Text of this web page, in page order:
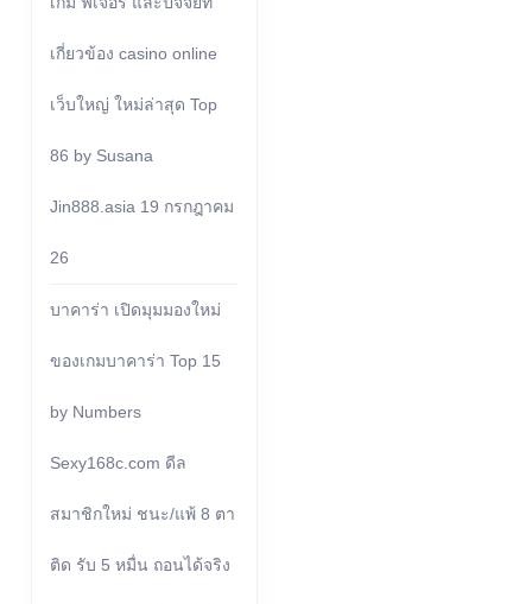
เกี่ยวข้อง casino online
เว็บใหญ่ ใหม่ล่าสุด Top
86 by Susana
Jin888.asia 19 กรกฎาคม
26
บาคาร่า เปิดมุมมองใหม่
ของเกมบาคาร่า Top 15
by Numbers
Sexy168c.com ดีล
สมาชิกใหม่ ชนะ/แพ้ 8 ตา
ติด รับ 5 หมื่น ถอนได้จริง